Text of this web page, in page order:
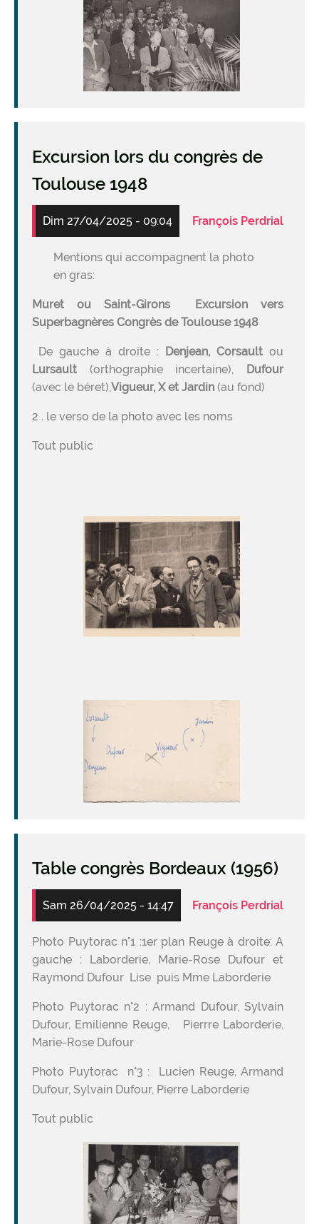
Excursion lors du congrès de
Toulouse 1948
Dim 27/04/2025 - 09:04 François Perdrial
Mentions qui accompagnent la photo
en gras:
Muret ou Saint-Girons Excursion vers
Superbagnères Congrès de Toulouse 1948
De gauche à droite : Denjean, Corsault ou
Lursault (orthographie incertaine), Dufour
(avec le béret),Vigueur, X et Jardin (au fond)
2 . le verso de la photo avec les noms
Tout public
Image
Image
Table congrès Bordeaux (1956)
Sam 26/04/2025 - 14:47 François Perdrial
Photo Puytorac n°1 :1er plan Reuge à droite: A
gauche : Laborderie, Marie-Rose Dufour et
Raymond Dufour Lise puis Mme Laborderie
Photo Puytorac n°2 : Armand Dufour, Sylvain
Dufour, Emilienne Reuge, Pierrre Laborderie,
Marie-Rose Dufour
Photo Puytorac n°3 : Lucien Reuge, Armand
Dufour, Sylvain Dufour, Pierre Laborderie
Tout public